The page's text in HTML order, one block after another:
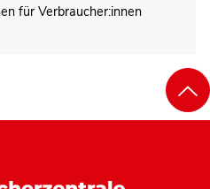
für Verbraucher:innen